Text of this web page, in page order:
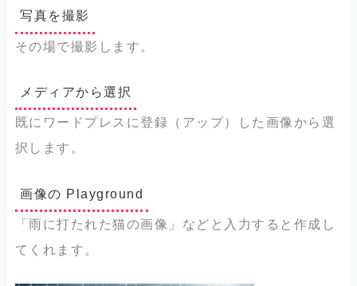
写真を撮影
その場で撮影します。
メディアから選択
既にワードプレスに登録（アップ）した画像から選
択します。
画像の Playground
「雨に打たれた猫の画像」などと入力すると作成し
てくれます。